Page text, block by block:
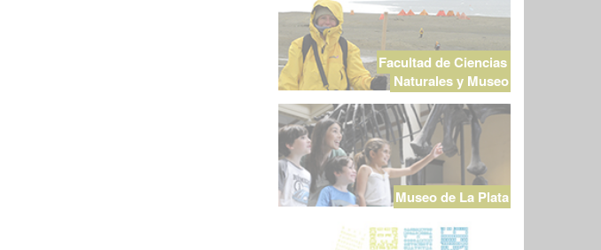
Facultad de Ciencias
Naturales y Museo
Museo de La Plata